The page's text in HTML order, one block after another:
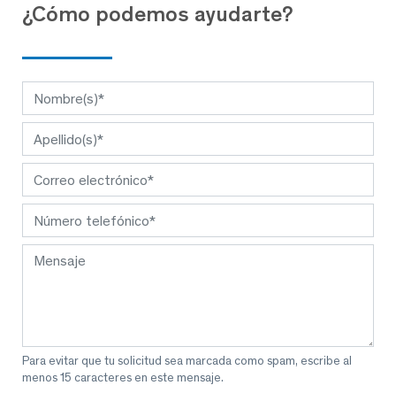
¿Cómo podemos ayudarte?
Para evitar que tu solicitud sea marcada como spam, escribe al
menos 15 caracteres en este mensaje.